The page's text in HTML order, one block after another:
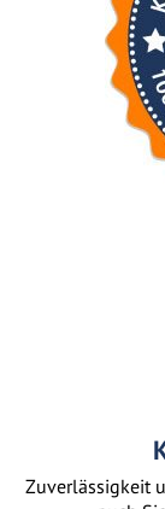
Zuverlässigkeit